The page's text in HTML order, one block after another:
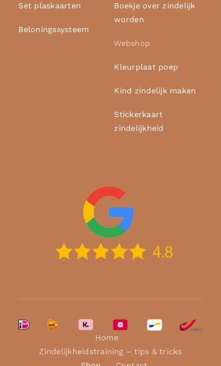
Set plaskaarten
Beloningssysteem
Boekje over zindelijk
worden
Webshop
Kleurplaat poep
Kind zindelijk maken
Stickerkaart
zindelijkheid
Home
Zindelijkheidstraining – tips & tricks